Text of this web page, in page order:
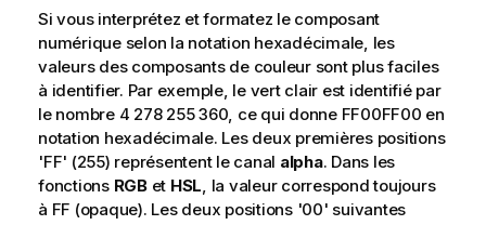
I
n
f
o
r
m
a
t
i
Si vous interprétez et formatez le composant
numérique selon la notation hexadécimale, les
valeurs des composants de couleur sont plus faciles
à identifier. Par exemple, le vert clair est identifié par
le nombre 4 278 255 360, ce qui donne FF00FF00 en
notation hexadécimale. Les deux premières positions
'FF' (255) représentent le canal alpha. Dans les
fonctions RGBet HSL , la valeur correspond toujours
à FF (opaque). Les deux positions '00' suivantes